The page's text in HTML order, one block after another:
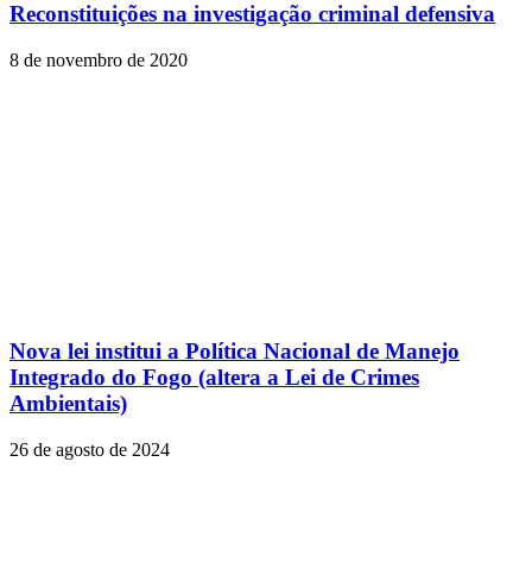
Reconstituições na investigação criminal defensiva
8 de novembro de 2020
Nova lei institui a Política Nacional de Manejo
Integrado do Fogo (altera a Lei de Crimes
Ambientais)
26 de agosto de 2024